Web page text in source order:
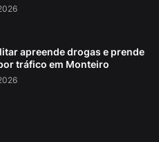
apreende drogas e prende
tráfico em Monteiro